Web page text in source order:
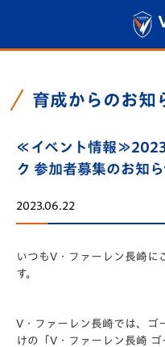
育成からのお知
≪イベント情報≫2023
ク 参加者募集のお知
2023.06.22
いつもV・ファーレン長崎に
す。
V・ファーレン長崎では、ゴ
けの「V・ファーレン長崎